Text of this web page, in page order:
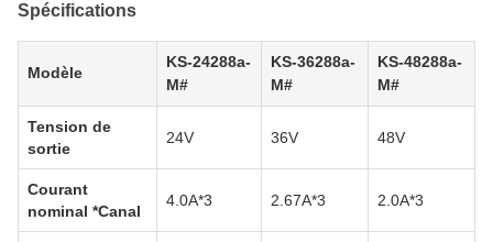
Spécifications
Modèle
KS-24288a-
M#
KS-36288a-
M#
KS-48288a-
M#
Tension de
sortie
24V 36V 48V
Courant
nominal *Canal
4.0A*3 2.67A*3 2.0A*3